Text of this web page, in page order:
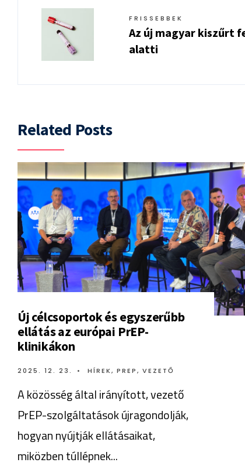
FRISSEBBEK
Az új magyar kiszűrt
alatti
Related Posts
Új célcsoportok és egyszerűbb
ellátás az európai PrEP-
klinikákon
2025. 12. 23. • HÍREK, PREP, VEZETŐ
A közösség által irányított, vezető
PrEP-szolgáltatások újragondolják,
hogyan nyújtják ellátásaikat,
miközben túllépnek...